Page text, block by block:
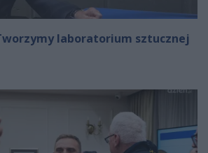
laboratorium sztucznej